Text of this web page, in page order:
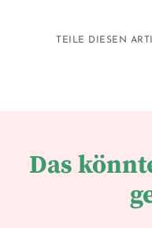
TEILE DIESEN
Das